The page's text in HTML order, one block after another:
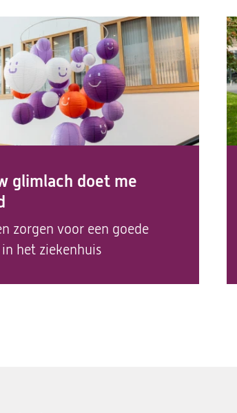
glimlach doet me
zorgen voor een goede
het ziekenhuis